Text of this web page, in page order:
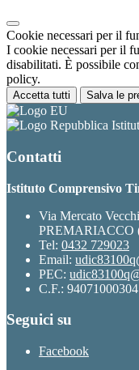
Cookie necessari per il
I cookie necessari per il
disabilitati. È possibile
policy.
Accetta tutti Salva le
Contatti
Istituto Comprensivo
Via Mercato
PREMARIACCO
Tel: 0432 729023
Email:
PEC:
C.F.: 94071000304
Seguici su
Facebook